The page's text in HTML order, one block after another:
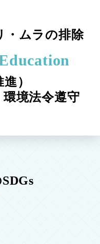
・ムラの排除
）
境法令遵守